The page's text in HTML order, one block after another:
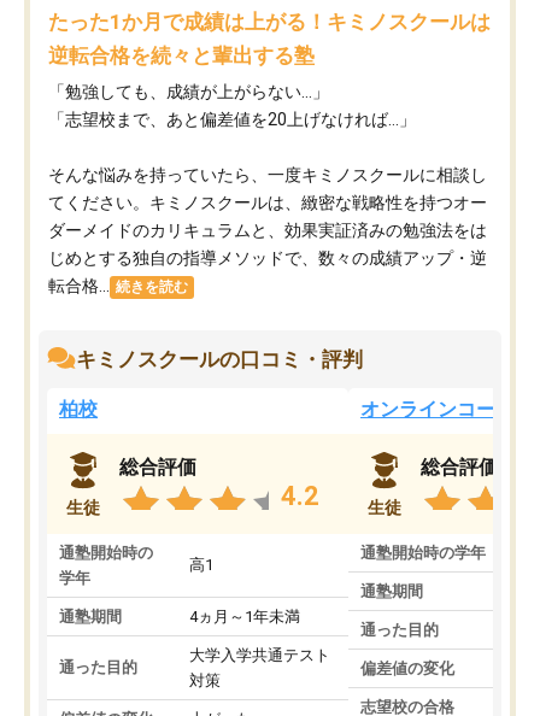
たった1か月で成績は上がる！キミノスクールは
逆転合格を続々と輩出する塾
「勉強しても、成績が上がらない…」
「志望校まで、あと偏差値を20上げなければ…」
そんな悩みを持っていたら、一度キミノスクールに相談し
てください。キミノスクールは、緻密な戦略性を持つオー
ダーメイドのカリキュラムと、効果実証済みの勉強法をは
じめとする独自の指導メソッドで、数々の成績アップ・逆
転合格...
続きを読む
キミノスクールの口コミ・評判
柏校
生徒
総合評価
4.2
通塾開始時の
学年
高1
通塾期間 4ヵ月～1年未満
通った目的
大学入学共通テスト
対策
オンラインコース
生徒
総合評価
通塾開始時の学年
通塾期間
通った目的
偏差値の変化
志望校の合格